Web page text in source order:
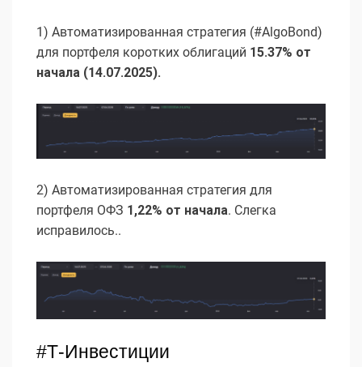
1) Автоматизированная стратегия (#AlgoBond)
для портфеля коротких облигаций 15.37% от
начала (14.07.2025).
2) Автоматизированная стратегия для
портфеля ОФЗ 1,22% от начала. Слегка
исправилось..
#Т-Инвестиции